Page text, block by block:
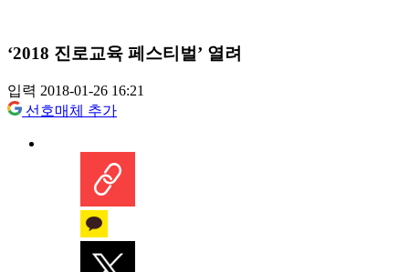
‘2018 진로교육 페스티벌’ 열려
입력 2018-01-26 16:21
선호매체 추가